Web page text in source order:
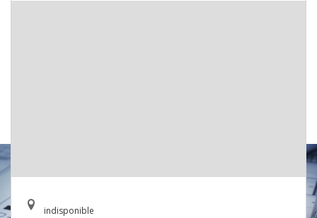
indisponible